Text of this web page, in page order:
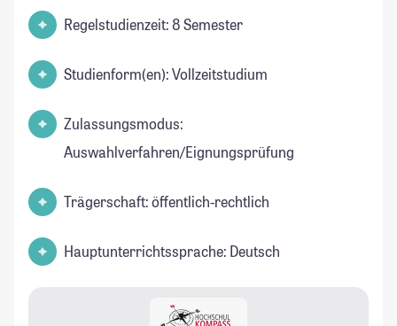
Regelstudienzeit: 8 Semester
Studienform(en): Vollzeitstudium
Zulassungsmodus:
Auswahlverfahren/Eignungsprüfung
Trägerschaft: öffentlich-rechtlich
Hauptunterrichtssprache: Deutsch